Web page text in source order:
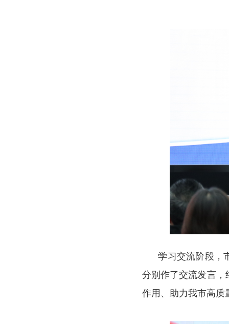
学习交流阶段，
分别作了交流发言，
作用 、 助力我市高质